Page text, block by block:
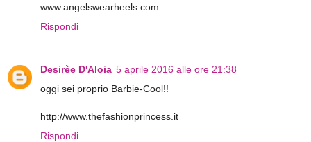
www.angelswearheels.com
Rispondi
Desirèe D'Aloia 5 aprile 2016 alle ore 21:38
oggi sei proprio Barbie-Cool!!
http://www.thefashionprincess.it
Rispondi